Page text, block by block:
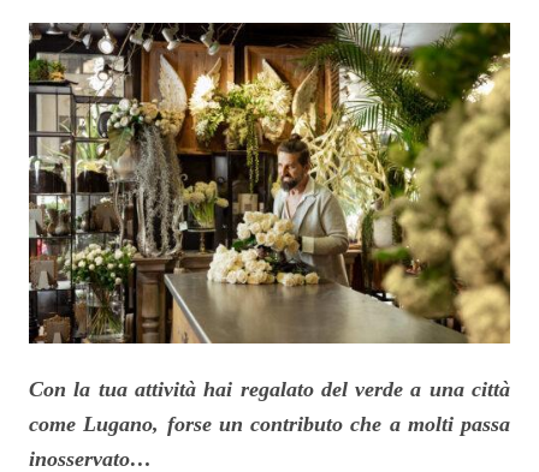
Con la tua attività hai regalato del verde a una città
come Lugano, forse un contributo che a molti passa
inosservato…